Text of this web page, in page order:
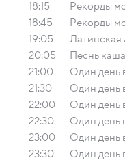
18:15
Рекорды
18:45
Рекорды
19:05
Латинская
20:05
Песнь
21:00
Один день
21:30
Один день
22:00
Один день
22:30
Один день
23:00
Один день
23:30
Один день